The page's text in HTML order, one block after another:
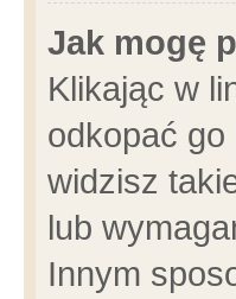
Jak mogę
Klikając w
odkopać go
widzisz
lub
Innym